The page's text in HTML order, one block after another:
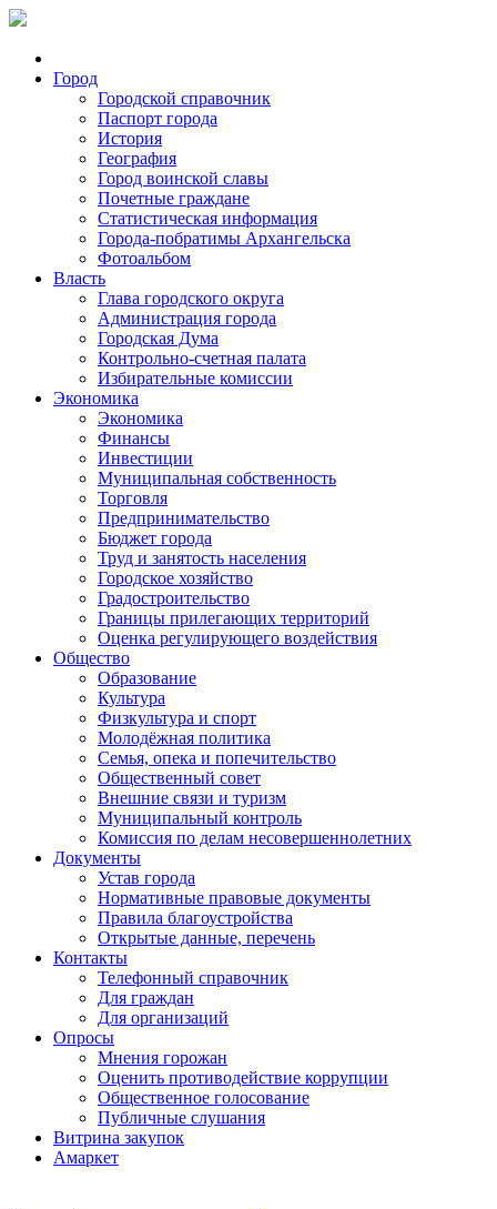
Город
Городской справочник
Паспорт города
История
География
Город воинской славы
Почетные граждане
Статистическая информация
Города-побратимы Архангельска
Фотоальбом
Власть
Глава городского округа
Администрация города
Городская Дума
Контрольно-счетная палата
Избирательные комиссии
Экономика
Экономика
Финансы
Инвестиции
Муниципальная собственность
Торговля
Предпринимательство
Бюджет города
Труд и занятость населения
Городское хозяйство
Градостроительство
Границы прилегающих территорий
Оценка регулирующего воздействия
Общество
Образование
Культура
Физкультура и спорт
Молодёжная политика
Семья, опека и попечительство
Общественный совет
Внешние связи и туризм
Муниципальный контроль
Комиссия по делам несовершеннолетних
Документы
Устав города
Нормативные правовые документы
Правила благоустройства
Открытые данные, перечень
Контакты
Телефонный справочник
Для граждан
Для организаций
Опросы
Мнения горожан
Оценить противодействие коррупции
Общественное голосование
Публичные слушания
Витрина закупок
Амаркет